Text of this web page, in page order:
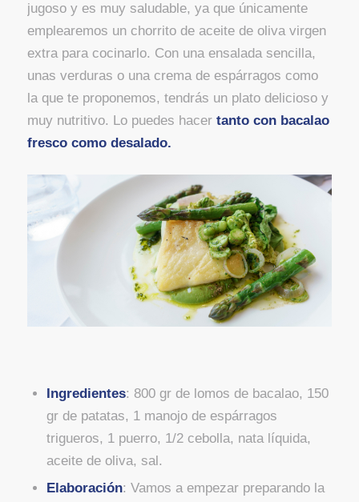
jugoso y es muy saludable, ya que únicamente
emplearemos un chorrito de aceite de oliva virgen
extra para cocinarlo. Con una ensalada sencilla,
unas verduras o una crema de espárragos como
la que te proponemos, tendrás un plato delicioso y
muy nutritivo. Lo puedes hacer tanto con bacalao
fresco como desalado.
Ingredientes: 800 gr de lomos de bacalao, 150
gr de patatas, 1 manojo de espárragos
trigueros, 1 puerro, 1/2 cebolla, nata líquida,
aceite de oliva, sal.
Elaboración: Vamos a empezar preparando la